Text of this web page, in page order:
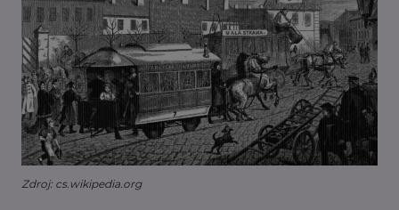
Zdroj: cs.wikipedia.org